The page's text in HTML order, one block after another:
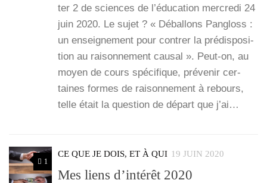
ter 2 de sciences de l’é­du­ca­tion mer­cre­di 24
juin 2020. Le sujet ? « Débal­lons Pan­gloss :
un ensei­gne­ment pour contrer la pré­dis­po­si­
tion au rai­son­ne­ment cau­sal ». Peut-on, au
moyen de cours spé­ci­fique, pré­ve­nir cer­
taines formes de rai­son­ne­ment à rebours,
telle était la ques­tion de départ que j’ai…
1
CE QUE JE DOIS, ET À QUI 19 JUIN 2020
Mes liens d’intérêt 2020